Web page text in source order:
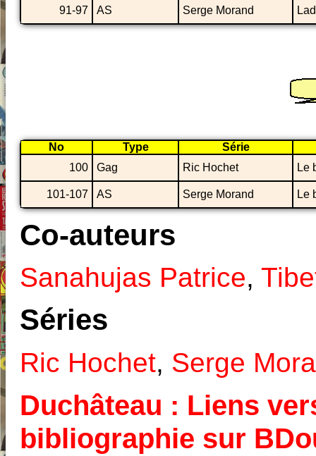
91-97
AS Serge Morand
No Type
Série
100
Gag Ric Hochet Le
101-107 AS Serge Morand Le
Co-auteurs
Sanahujas Patrice,
Séries
Ric Hochet, Serge
Duchâteau : Liens
bibliographie sur